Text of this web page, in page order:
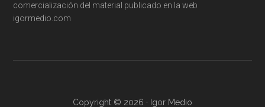
comercialización del material publicado en la web
igormedio.com
Copyright © 2026 · Igor Medio